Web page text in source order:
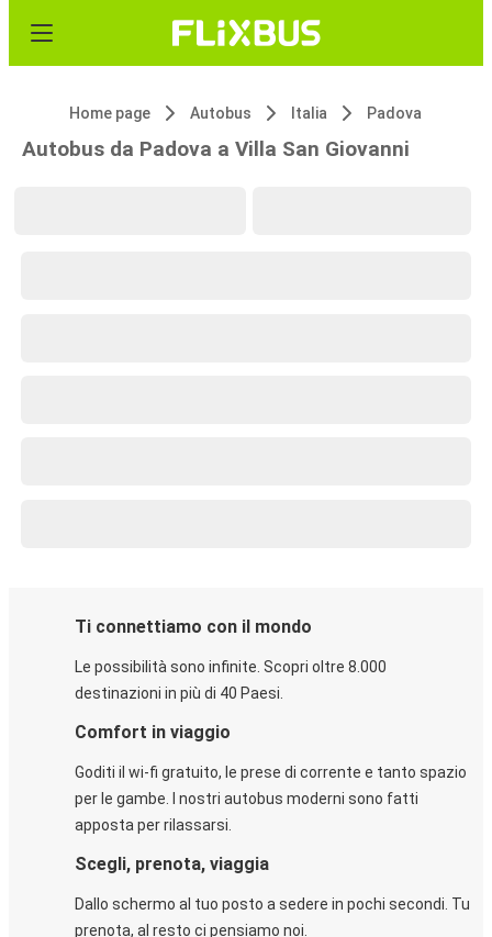
Home page Autobus Italia Padova
Autobus da Padova a Villa San Giovanni
Ti connettiamo con il mondo
Le possibilità sono infinite. Scopri oltre 8.000
destinazioni in più di 40 Paesi.
Comfort in viaggio
Goditi il wi-fi gratuito, le prese di corrente e tanto spazio
per le gambe. I nostri autobus moderni sono fatti
apposta per rilassarsi.
Scegli, prenota, viaggia
Dallo schermo al tuo posto a sedere in pochi secondi. Tu
prenota, al resto ci pensiamo noi.